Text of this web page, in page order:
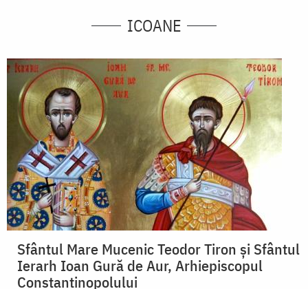
ICOANE
Sfântul Mare Mucenic Teodor Tiron şi Sfântul
Ierarh Ioan Gură de Aur, Arhiepiscopul
Constantinopolului